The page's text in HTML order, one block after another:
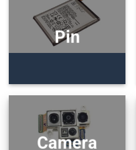
Pin
Camera